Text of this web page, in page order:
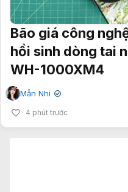
Bão giá công
hồi sinh dòng tai
WH-1000XM4
Mẫn Nhi ✔
4 phút trước